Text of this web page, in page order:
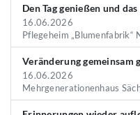
Den Tag genießen und
16.06.2026
Pflegeheim „Blumenfabrik“
Veränderung gemeinsam
16.06.2026
Mehrgenerationenhaus